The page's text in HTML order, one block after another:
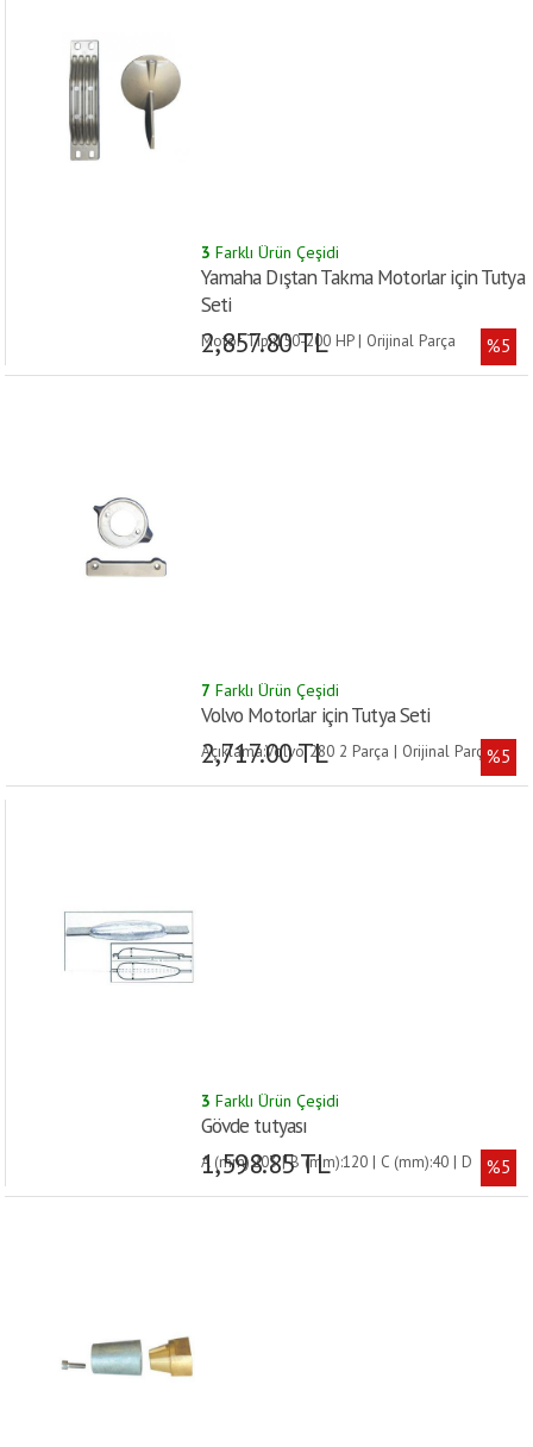
3 Farklı Ürün Çeşidi
Yamaha Dıştan Takma Motorlar için Tutya
Seti
Motor Tipi:150-200 HP | Orijinal Parça
No:6G54525101 + 6J94537101 |
2,857.80 TL %5
7 Farklı Ürün Çeşidi
Volvo Motorlar için Tutya Seti
Açıklama:Volvo 280 2 Parça | Orijinal Parça
No:875815  832598 |
2,717.00 TL %5
3 Farklı Ürün Çeşidi
Gövde tutyası
A (mm):203 | B (mm):120 | C (mm):40 | D
(mm):25 | AĞIRLIK (kg):0.5 |
1,598.85 TL %5